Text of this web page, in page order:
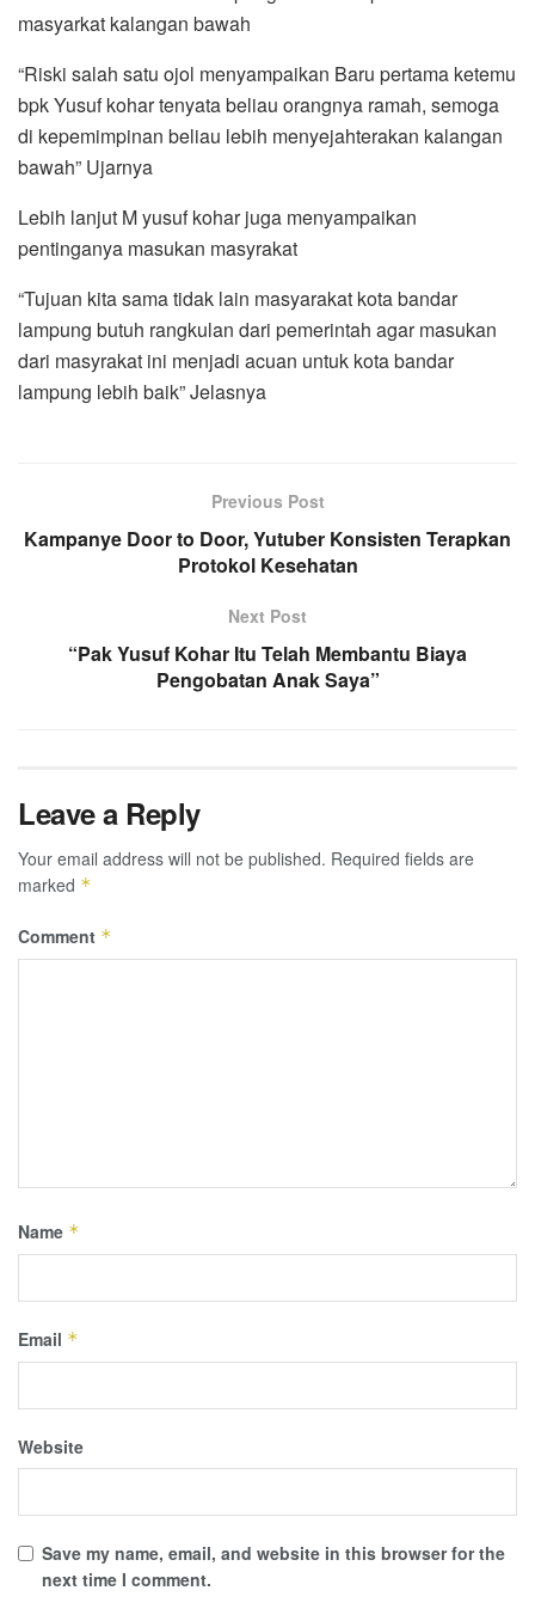
masyarkat kalangan bawah
“Riski salah satu ojol menyampaikan Baru pertama ketemu
bpk Yusuf kohar tenyata beliau orangnya ramah, semoga
di kepemimpinan beliau lebih menyejahterakan kalangan
bawah” Ujarnya
Lebih lanjut M yusuf kohar juga menyampaikan
pentinganya masukan masyrakat
“Tujuan kita sama tidak lain masyarakat kota bandar
lampung butuh rangkulan dari pemerintah agar masukan
dari masyrakat ini menjadi acuan untuk kota bandar
lampung lebih baik” Jelasnya
Previous Post
Kampanye Door to Door, Yutuber Konsisten Terapkan
Protokol Kesehatan
Next Post
“Pak Yusuf Kohar Itu Telah Membantu Biaya
Pengobatan Anak Saya”
Leave a Reply
Your email address will not be published. Required fields are
marked *
Comment *
Name *
Email *
Website
Save my name, email, and website in this browser for the
next time I comment.